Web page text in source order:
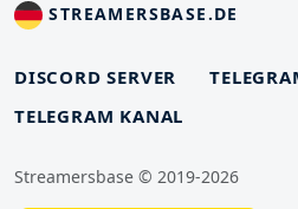
STREAMERSBASE.DE
DISCORD SERVER
TELEGRAM KANAL
Streamersbase © 2019-2026